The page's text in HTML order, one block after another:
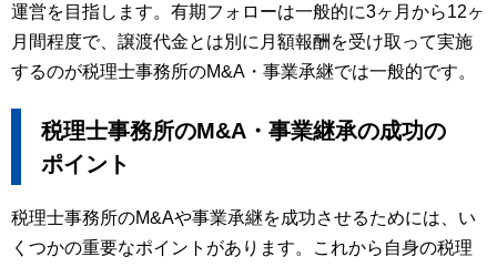
運営を目指します。有期フォローは一般的に3ヶ月から12ヶ
月間程度で、譲渡代金とは別に月額報酬を受け取って実施
するのが税理士事務所のM&A・事業承継では一般的です。
税理士事務所のM&A・事業継承の成功の
ポイント
税理士事務所のM&Aや事業承継を成功させるためには、い
くつかの重要なポイントがあります。これから自身の税理